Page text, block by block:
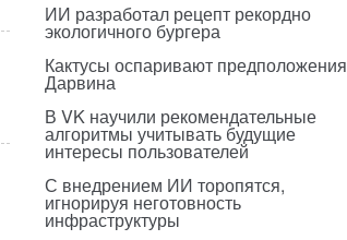
ИИ разработал рецепт рекордно
экологичного бургера
Кактусы оспаривают предположения
Дарвина
В VK научили рекомендательные
алгоритмы учитывать будущие
интересы пользователей
С внедрением ИИ торопятся,
игнорируя неготовность
инфраструктуры